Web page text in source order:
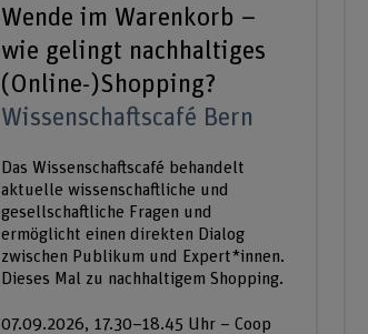
Wende im Warenkorb –
wie gelingt nachhaltiges
(Online-)Shopping?
Wissenschaftscafé Bern
Das Wissenschaftscafé behandelt
aktuelle wissenschaftliche und
gesellschaftliche Fragen und
ermöglicht einen direkten Dialog
zwischen Publikum und Expert*innen.
Dieses Mal zu nachhaltigem Shopping.
07.09.2026, 17.30–18.45 Uhr – Coop